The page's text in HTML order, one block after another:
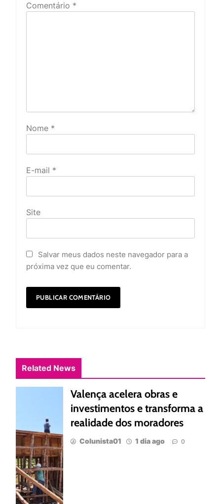
Comentário *
Nome *
E-mail *
Site
Salvar meus dados neste navegador para a
próxima vez que eu comentar.
Related News
Valença acelera obras e
investimentos e transforma a
realidade dos moradores
Colunista01 1 dia ago 0